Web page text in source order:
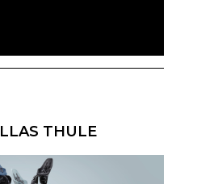
THULE